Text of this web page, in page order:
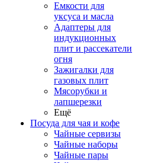
Емкости для
уксуса и масла
Адаптеры для
индукционных
плит и рассекатели
огня
Зажигалки для
газовых плит
Мясорубки и
лапшерезки
Ещё
Посуда для чая и кофе
Чайные сервизы
Чайные наборы
Чайные пары